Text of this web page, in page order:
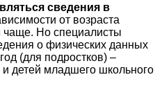
сведения в
от возраста
Но специалисты
о физических данных
(для подростков) –
детей младшего школьного